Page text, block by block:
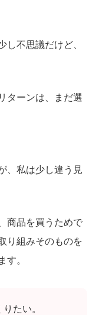
し不思議だけど、
ターンは、まだ選
、私は少し違う見
商品を買うためで
り組みそのものを
す。
たい。